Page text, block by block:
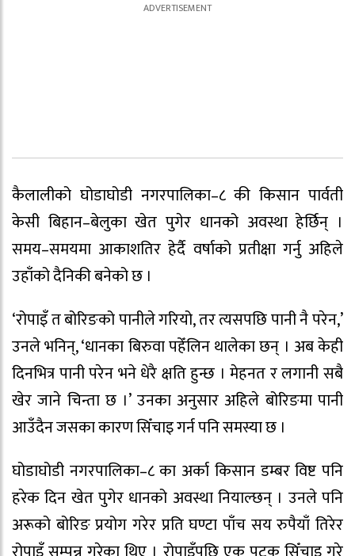
कैलालीको घोडाघोडी नगरपालिका–८ की किसान पार्वती
केसी बिहान–बेलुका खेत पुगेर धानको अवस्था हेर्छिन् ।
समय–समयमा आकाशतिर हेर्दै वर्षाको प्रतीक्षा गर्नु अहिले
उहाँको दैनिकी बनेको छ ।
‘रोपाइँ त बोरिङको पानीले गरियो, तर त्यसपछि पानी नै परेन,’
उनले भनिन्, ‘धानका बिरुवा पहेँलिन थालेका छन् । अब केही
दिनभित्र पानी परेन भने धेरै क्षति हुन्छ । मेहनत र लगानी सबै
खेर जाने चिन्ता छ ।’ उनका अनुसार अहिले बोरिङमा पानी
आउँदैन जसका कारण सिँचाइ गर्न पनि समस्या छ ।
घोडाघोडी नगरपालिका–८ का अर्का किसान डम्बर विष्ट पनि
हरेक दिन खेत पुगेर धानको अवस्था नियाल्छन् । उनले पनि
अरूको बोरिङ प्रयोग गरेर प्रति घण्टा पाँच सय रुपैयाँ तिरेर